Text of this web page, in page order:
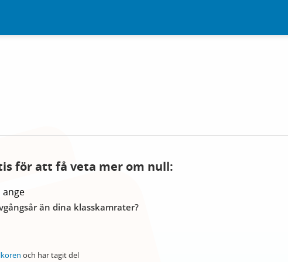
för att få veta mer om null:
ange
än dina klasskamrater?
och har tagit del